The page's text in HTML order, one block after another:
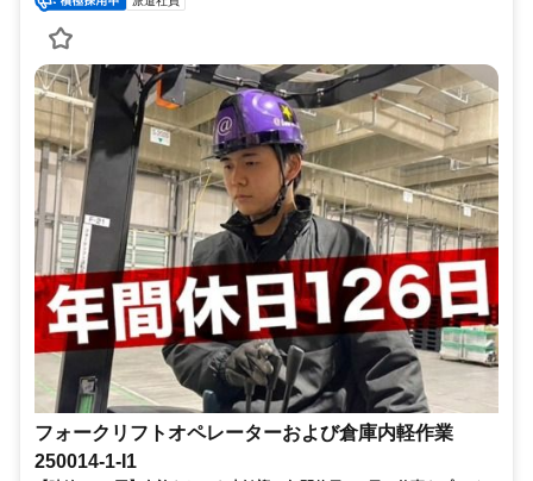
フォークリフトオペレーターおよび倉庫内軽作業
250014-1-I1